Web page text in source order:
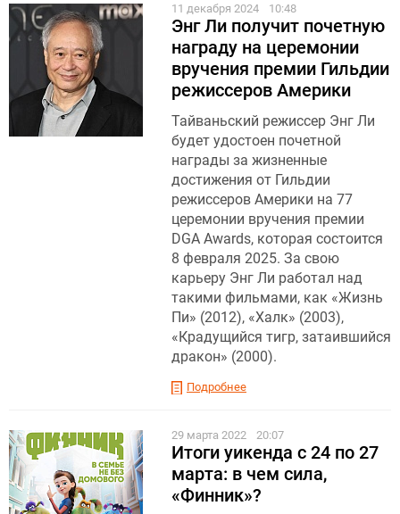
11 декабря 2024 10:48
Энг Ли получит почетную
награду на церемонии
вручения премии Гильдии
режиссеров Америки
Тайваньский режиссер Энг Ли
будет удостоен почетной
награды за жизненные
достижения от Гильдии
режиссеров Америки на 77
церемонии вручения премии
DGA Awards, которая состоится
8 февраля 2025. За свою
карьеру Энг Ли работал над
такими фильмами, как «Жизнь
Пи» (2012), «Халк» (2003),
«Крадущийся тигр, затаившийся
дракон» (2000).
Подробнее
29 марта 2022 20:07
Итоги уикенда с 24 по 27
марта: в чем сила,
«Финник»?